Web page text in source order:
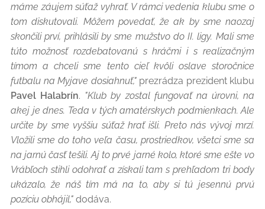
máme záujem súťaž vyhrať. V rámci vedenia klubu sme o
tom diskutovali. Môžem povedať, že ak by sme naozaj
skončili prví, prihlásili by sme mužstvo do II. ligy. Mali sme
túto možnosť rozdebatovanú s hráčmi i s realizačným
tímom a chceli sme tento cieľ kvôli oslave storočnice
futbalu na Myjave dosiahnuť,"prezrádza prezident klubu
Pavel Halabrín. "Klub by zostal fungovať na úrovni, na
akej je dnes. Teda v tých amatérskych podmienkach. Ale
určite by sme vyššiu súťaž hrať išli. Preto nás vývoj mrzí.
Vložili sme do toho veľa času, prostriedkov, všetci sme sa
na jarnú časť tešili. Aj to prvé jarné kolo, ktoré sme ešte vo
Vrábľoch stihli odohrať a získalitam s prehľadom tri body
ukázalo, že náš tím má na to, aby si tú jesennú prvú
pozíciu obhájil," dodáva.